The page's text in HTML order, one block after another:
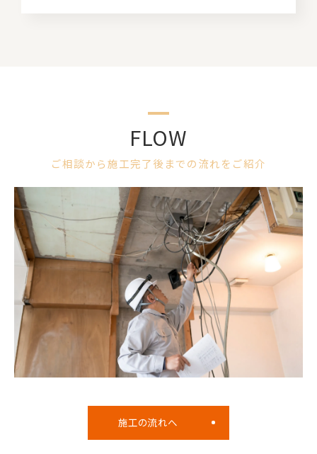
FLOW
ご相談から施工完了後までの流れをご紹介
施工の流れへ